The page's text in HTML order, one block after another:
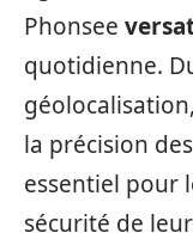
Phonsee
quotidienne.
la précision
essentiel pour
sécurité de